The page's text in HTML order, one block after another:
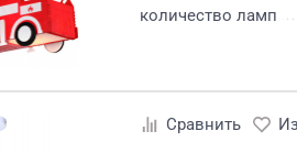
количество ламп